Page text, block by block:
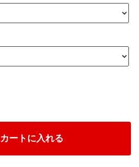
カートに入れる